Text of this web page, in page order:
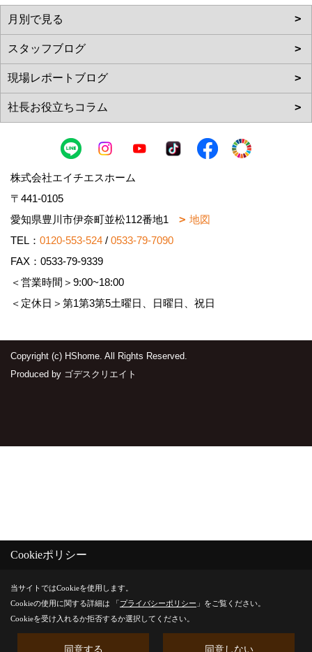
株式会社エイチエスホーム
〒441-0105
愛知県豊川市伊奈町並松112番地1
地図
TEL： 0120-553-524 / 0533-79-7090
FAX：0533-79-9339
＜営業時間＞9:00~18:00
＜定休日＞第1第3第5土曜日、日曜日、祝日
Copyright (c) HShome. All Rights Reserved.
Produced by ゴデスクリエイト
Cookieポリシー
当サイトではCookieを使用します。
Cookieの使用に関する詳細は 「プライバシーポリシー 」をご覧ください。
Cookieを受け入れるか拒否するか選択してください。
同意する 同意しない